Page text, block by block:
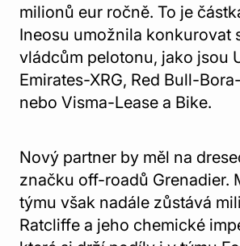
milionů eur ročně. To je
Ineosu umožnila konkurovat
vládcům pelotonu, jako jsou
Emirates-XRG, Red Bull-
nebo Visma-Lease a Bike.
Nový partner by měl na
značku off-roadů Grenadier.
týmu však nadále zůstává
Ratcliffe a jeho chemické